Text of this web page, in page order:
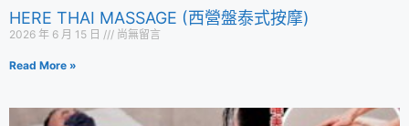
HERE THAI MASSAGE (西營盤泰式按摩)
2026 年 6 月 15 日 尚無留言
Read More »